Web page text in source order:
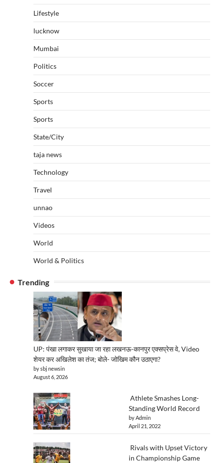
Lifestyle
lucknow
Mumbai
Politics
Soccer
Sports
Sports
State/City
taja news
Technology
Travel
unnao
Videos
World
World & Politics
Trending
UP: पंखा लगाकर सुखाया जा रहा लखनऊ-कानपुर एक्सप्रेस वे, Video
शेयर कर अखिलेश का तंज; बोले- जोखिम कौन उठाएगा?
by sbj newsin
August 6, 2026
Athlete Smashes Long-
Standing World Record
by Admin
April 21, 2022
Rivals with Upset Victory
in Championship Game